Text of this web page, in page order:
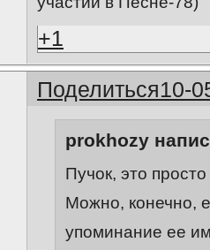
+1
Поделиться10-
prokhozy
Пучок, это
Можно, конечно,
упоминание ее